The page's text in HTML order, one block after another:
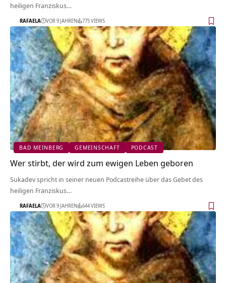
heiligen Franziskus…
RAFAELA VOR 9 JAHREN 775 VIEWS
BAD MEINBERG GEMEINSCHAFT PODCAST
Wer stirbt, der wird zum ewigen Leben geboren
Sukadev spricht in seiner neuen Podcastreihe über das Gebet des
heiligen Franziskus…
RAFAELA VOR 9 JAHREN 644 VIEWS